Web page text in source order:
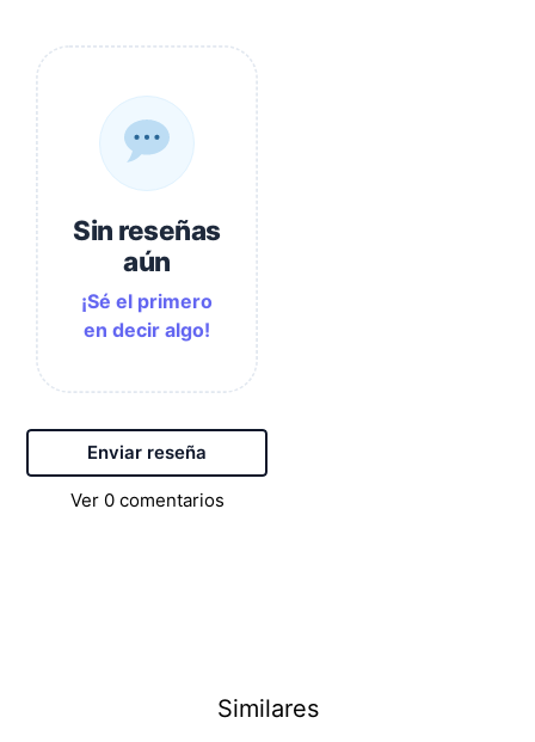
Sin reseñas
aún
¡Sé el primero
en decir algo!
Enviar reseña
Ver 0comentarios
Similares